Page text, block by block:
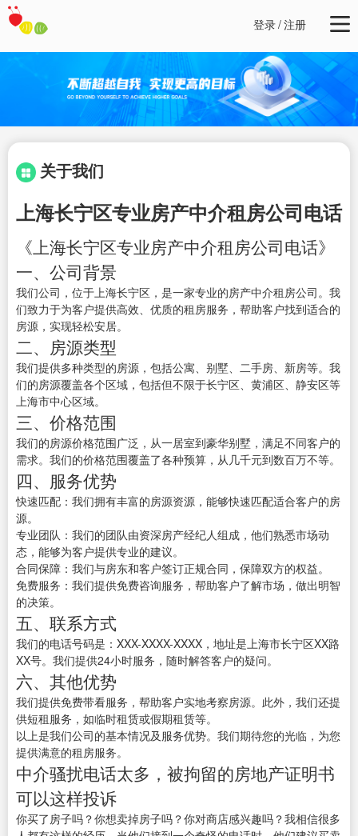
登录/注册
关于我们
上海长宁区专业房产中介租房公司电话
《上海长宁区专业房产中介租房公司电话》
一、公司背景
我们公司，位于上海长宁区，是一家专业的房产中介租房公司。我
们致力于为客户提供高效、优质的租房服务，帮助客户找到适合的
房源，实现轻松安居。
二、房源类型
我们提供多种类型的房源，包括公寓、别墅、二手房、新房等。我
们的房源覆盖各个区域，包括但不限于长宁区、黄浦区、静安区等
上海市中心区域。
三、价格范围
我们的房源价格范围广泛，从一居室到豪华别墅，满足不同客户的
需求。我们的价格范围覆盖了各种预算，从几千元到数百万不等。
四、服务优势
快速匹配：我们拥有丰富的房源资源，能够快速匹配适合客户的房
源。
专业团队：我们的团队由资深房产经纪人组成，他们熟悉市场动
态，能够为客户提供专业的建议。
合同保障：我们与房东和客户签订正规合同，保障双方的权益。
免费服务：我们提供免费咨询服务，帮助客户了解市场，做出明智
的决策。
五、联系方式
我们的电话号码是：XXX-XXXX-XXXX，地址是上海市长宁区XX路
XX号。我们提供24小时服务，随时解答客户的疑问。
六、其他优势
我们提供免费带看服务，帮助客户实地考察房源。此外，我们还提
供短租服务，如临时租赁或假期租赁等。
以上是我们公司的基本情况及服务优势。我们期待您的光临，为您
提供满意的租房服务。
中介骚扰电话太多，被拘留的房地产证明书
可以这样投诉
你买了房子吗？你想卖掉房子吗？你对商店感兴趣吗？我相信很多